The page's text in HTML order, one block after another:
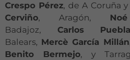
Crespo Pérez, de A Coruña
Cerviño, Aragón,
Badajoz, Carlos
Balears, Mercè García
Benito Bermejo, y